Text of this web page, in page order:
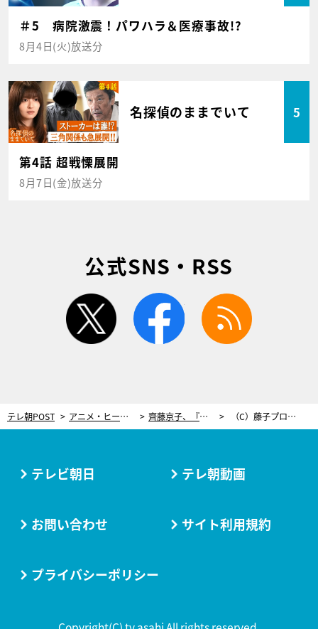
＃5 病院激震！パワハラ＆医療事故!?
8月4日(火)放送分
名探偵のままでいて 5
第4話 超戦慄展開
8月7日(金)放送分
公式SNS・RSS
twitter facebook
テレ朝POST アニメ・ヒーロー 齊藤京子、『ドラえもん誕生日スペシャル』ゲスト声優に決定！吟遊詩人役で歌を披露 （C）藤子プロ・小学館・テレビ朝日・シンエイ・ＡＤＫ
テレビ朝日 テレ朝動画
お問い合わせ サイト利用規約
プライバシーポリシー